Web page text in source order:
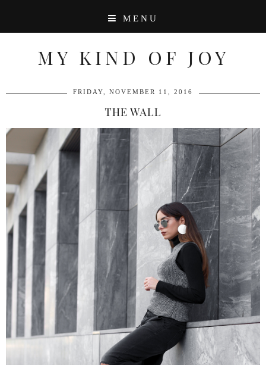
MENU
MY KIND OF JOY
FRIDAY, NOVEMBER 11, 2016
THE WALL